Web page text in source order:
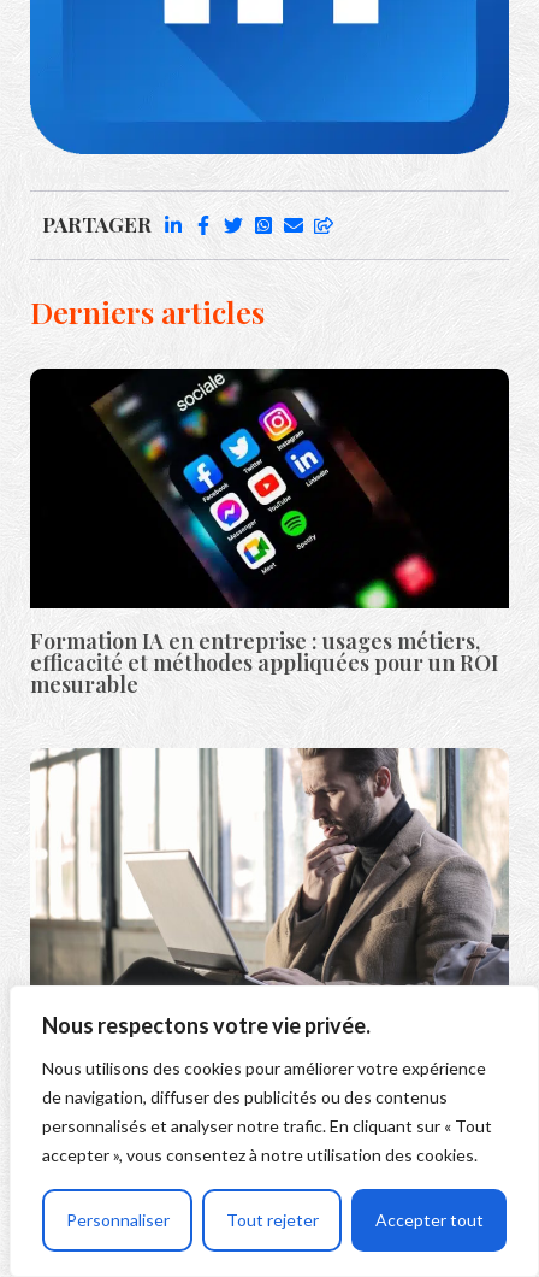
Nous respectons votre vie privée.
Nous utilisons des cookies pour améliorer votre expérience
de navigation, diffuser des publicités ou des contenus
personnalisés et analyser notre trafic. En cliquant sur « Tout
accepter », vous consentez à notre utilisation des cookies.
Personnaliser Tout rejeter Accepter tout
PARTAGER
Derniers articles
Formation IA en entreprise : usages métiers,
efficacité et méthodes appliquées pour un ROI
mesurable
Formation Copilot 365 : comment choisir une
formation IA adaptée aux usages en entreprise